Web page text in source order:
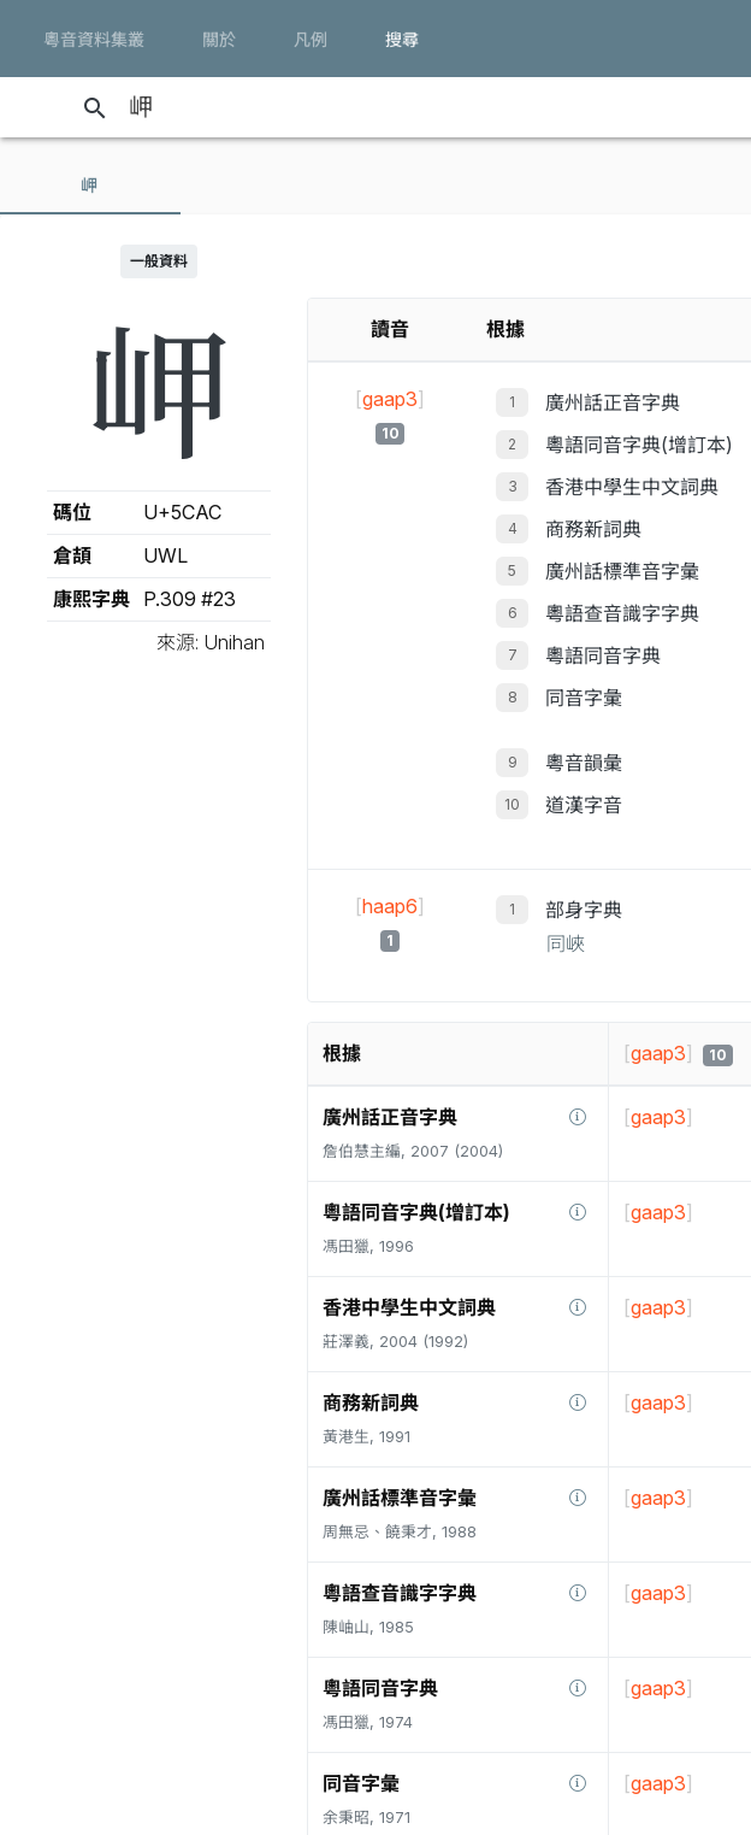
粵音資料集叢 關於 凡例 搜尋
search
岬
一般資料
岬
碼位
U+5CAC
倉頡
UWL
康熙字典
P.309 #23
來源: Unihan
讀音 根據
[gaap3]
10
廣州話正音字典
粵語同音字典(增訂本)
香港中學生中文詞典
商務新詞典
廣州話標準音字彙
粵語查音識字字典
粵語同音字典
同音字彙
粵音韻彙
道漢字音
[haap6]
1
部身字典
同峽
根據 [gaap3] 10
廣州話正音字典
詹伯慧主編, 2007 (2004)
[gaap3]
粵語同音字典(增訂本)
馮田獵, 1996
[gaap3]
香港中學生中文詞典
莊澤義, 2004 (1992)
[gaap3]
商務新詞典
黃港生, 1991
[gaap3]
廣州話標準音字彙
周無忌、饒秉才, 1988
[gaap3]
粵語查音識字字典
陳岫山, 1985
[gaap3]
粵語同音字典
馮田獵, 1974
[gaap3]
同音字彙
余秉昭, 1971
[gaap3]